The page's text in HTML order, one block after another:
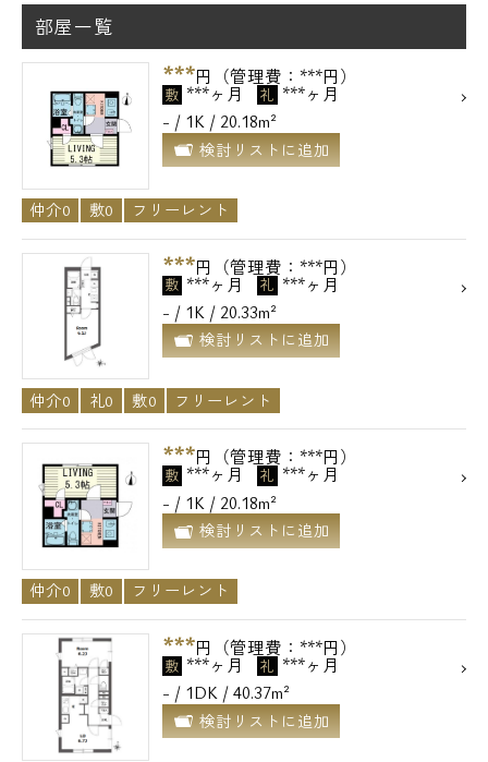
部屋一覧
***円（管理費：***円）
敷 ***ヶ月 礼 ***ヶ月
- / 1K / 20.18m²
検討リストに追加
仲介0 敷0 フリーレント
***円（管理費：***円）
敷 ***ヶ月 礼 ***ヶ月
- / 1K / 20.33m²
検討リストに追加
仲介0 礼0 敷0 フリーレント
***円（管理費：***円）
敷 ***ヶ月 礼 ***ヶ月
- / 1K / 20.18m²
検討リストに追加
仲介0 敷0 フリーレント
***円（管理費：***円）
敷 ***ヶ月 礼 ***ヶ月
- / 1DK / 40.37m²
検討リストに追加